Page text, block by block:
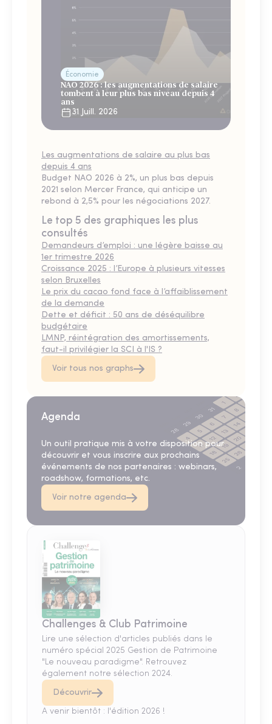
Économie
NAO 2026 : les augmentations de salaire
tombent à leur plus bas niveau depuis 4
ans
31 Juill. 2026
Les augmentations de salaire au plus bas
depuis 4 ans
Budget NAO 2026 à 2%, un plus bas depuis
2021 selon Mercer France, qui anticipe un
rebond à 2,5% pour les négociations 2027.
Le top 5 des graphiques les plus
consultés
Demandeurs d’emploi : une légère baisse au
1er trimestre 2026
Croissance 2025 : l’Europe à plusieurs vitesses
selon Bruxelles
Le prix du cacao fond face à l’affaiblissement
de la demande
Dette et déficit : 50 ans de déséquilibre
budgétaire
LMNP, réintégration des amortissements,
faut-il privilégier la SCI à l'IS ?
Voir tous nos graphs
Agenda
Un outil pratique mis à votre disposition pour
découvrir et vous inscrire aux prochains
événements de nos partenaires : webinars,
roadshow, formations, etc.
Voir notre agenda
Challenges & Club Patrimoine
Lire une sélection d'articles publiés dans le
numéro spécial 2025 Gestion de Patrimoine
"Le nouveau paradigme". Retrouvez
également notre sélection 2024.
Découvrir
A venir bientôt : l'édition 2026 !